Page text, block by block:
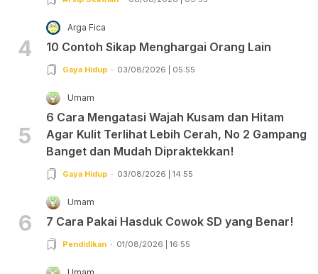
4
Arga Fica
10 Contoh Sikap Menghargai Orang Lain
Gaya Hidup 03/08/2026 | 05:55
5
Umam
6 Cara Mengatasi Wajah Kusam dan Hitam
Agar Kulit Terlihat Lebih Cerah, No 2 Gampang
Banget dan Mudah Dipraktekkan!
Gaya Hidup 03/08/2026 | 14:55
6
Umam
7 Cara Pakai Hasduk Cowok SD yang Benar!
Pendidikan 01/08/2026 | 16:55